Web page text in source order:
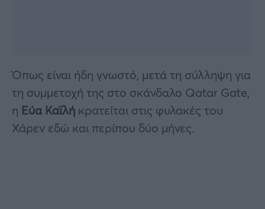
Όπως είναι ήδη γνωστό, μετά τη σύλληψη για
τη συμμετοχή της στο σκάνδαλο Qatar Gate,
η Εύα Καϊλή κρατείται στις φυλακές του
Χάρεν εδώ και περίπου δύο μήνες.